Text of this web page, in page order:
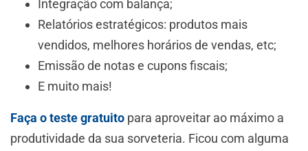
Integração com balança;
Relatórios estratégicos: produtos mais
vendidos, melhores horários de vendas, etc;
Emissão de notas e cupons fiscais;
E muito mais!
Faça o teste gratuito para aproveitar ao máximo a
produtividade da sua sorveteria. Ficou com alguma